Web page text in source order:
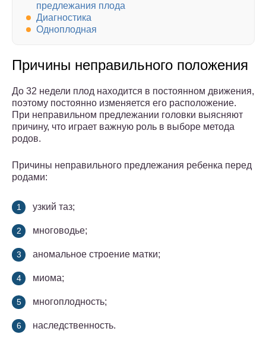
предлежания плода
Диагностика
Одноплодная
Причины неправильного положения
До 32 недели плод находится в постоянном движения,
поэтому постоянно изменяется его расположение.
При неправильном предлежании головки выясняют
причину, что играет важную роль в выборе метода
родов.
Причины неправильного предлежания ребенка перед
родами:
узкий таз;
многоводье;
аномальное строение матки;
миома;
многоплодность;
наследственность.